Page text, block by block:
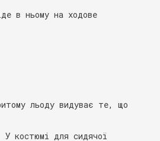
в ньому на ходове
льоду видуває те, що
костюмі для сидячої